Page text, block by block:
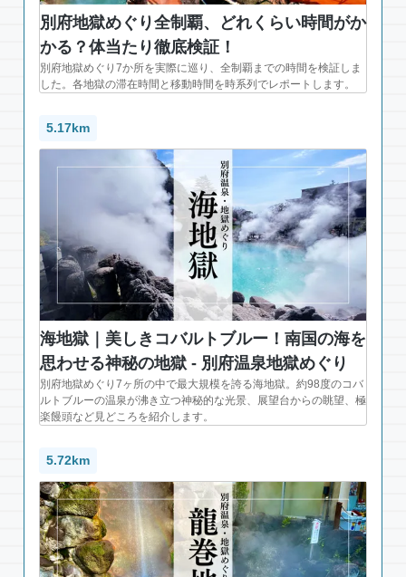
別府地獄めぐり全制覇、どれくらい時間がか
かる？体当たり徹底検証！
別府地獄めぐり7か所を実際に巡り、全制覇までの時間を検証しま
した。各地獄の滞在時間と移動時間を時系列でレポートします。
5.17km
海地獄｜美しきコバルトブルー！南国の海を
思わせる神秘の地獄 - 別府温泉地獄めぐり
別府地獄めぐり7ヶ所の中で最大規模を誇る海地獄。約98度のコバ
ルトブルーの温泉が沸き立つ神秘的な光景、展望台からの眺望、極
楽饅頭など見どころを紹介します。
5.72km